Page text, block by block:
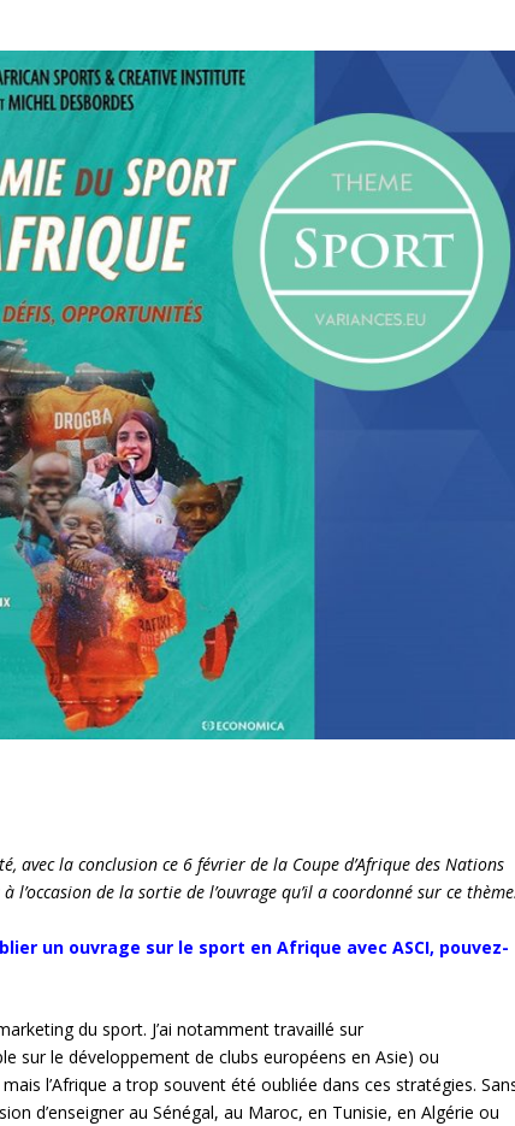
avec la conclusion ce 6 février de la Coupe d’Afrique des Nations
de la sortie de l’ouvrage qu’il a coordonné sur ce
un ouvrage sur le sport en Afrique avec ASCI, pouvez-
du sport. J’ai notamment travaillé sur
sur le développement de clubs européens en Asie) ou
l’Afrique a trop souvent été oubliée dans ces stratégies.
d’enseigner au Sénégal, au Maroc, en Tunisie, en Algérie ou